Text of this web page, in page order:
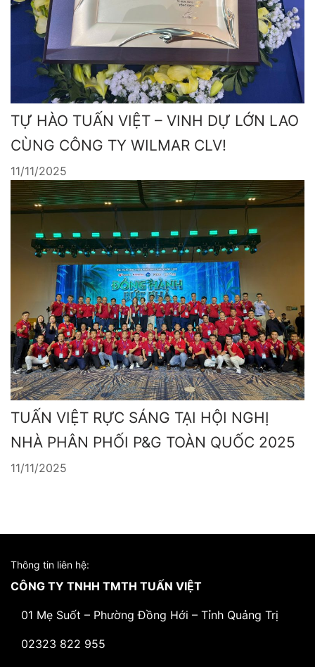
TỰ HÀO TUẤN VIỆT – VINH DỰ LỚN LAO
CÙNG CÔNG TY WILMAR CLV!
11/11/2025
TUẤN VIỆT RỰC SÁNG TẠI HỘI NGHỊ
NHÀ PHÂN PHỐI P&G TOÀN QUỐC 2025
11/11/2025
Thông tin liên hệ:
CÔNG TY TNHH TMTH TUẤN VIỆT
01 Mẹ Suốt – Phường Đồng Hới – Tỉnh Quảng Trị
02323 822 955